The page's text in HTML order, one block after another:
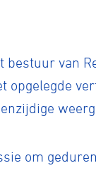
van
opgelegde
om